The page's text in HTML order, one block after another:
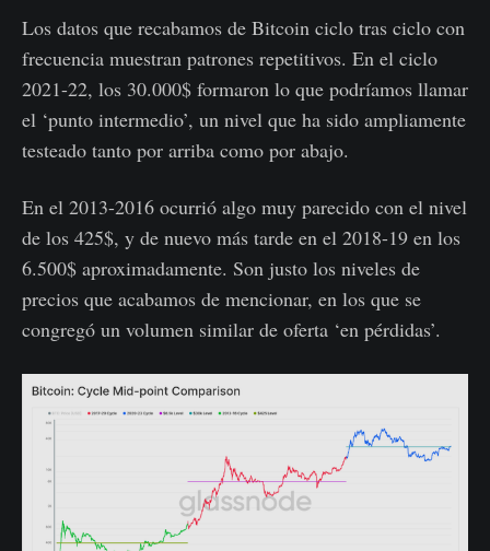
Los datos que recabamos de Bitcoin ciclo tras ciclo con
frecuencia muestran patrones repetitivos. En el ciclo
2021-22, los 30.000$ formaron lo que podríamos llamar
el ‘punto intermedio’, un nivel que ha sido ampliamente
testeado tanto por arriba como por abajo.
En el 2013-2016 ocurrió algo muy parecido con el nivel
de los 425$, y de nuevo más tarde en el 2018-19 en los
6.500$ aproximadamente. Son justo los niveles de
precios que acabamos de mencionar, en los que se
congregó un volumen similar de oferta ‘en pérdidas’.